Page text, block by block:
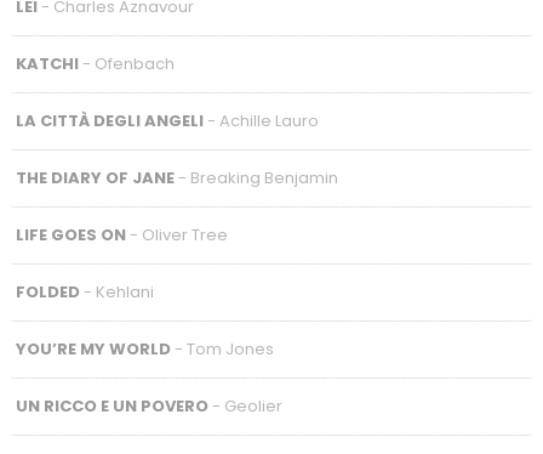
LEI- Charles Aznavour
KATCHI- Ofenbach
LA CITTÀ DEGLI ANGELI- Achille Lauro
THE DIARY OF JANE- Breaking Benjamin
LIFE GOES ON- Oliver Tree
FOLDED- Kehlani
YOU’RE MY WORLD- Tom Jones
UN RICCO E UN POVERO- Geolier